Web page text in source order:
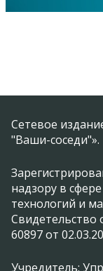
Сетевое
"Ваши-соседи"».
надзору в
технологий и
60897 от
Учредитель: